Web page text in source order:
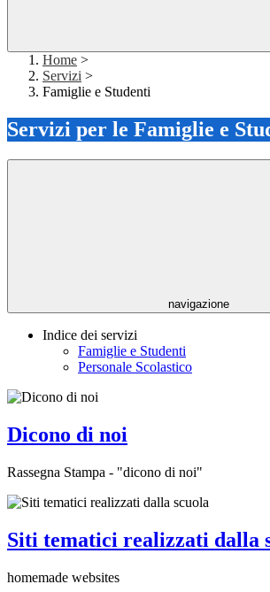
Home >
Servizi >
Famiglie e Studenti
Servizi per le Famiglie e
navigazione
Indice dei servizi
Famiglie e Studenti
Personale Scolastico
Dicono di noi
Rassegna Stampa - "dicono di noi"
Siti tematici realizzati dalla
homemade websites